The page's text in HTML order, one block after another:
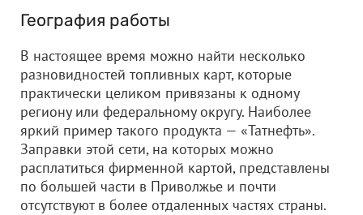
География работы
В настоящее время можно найти несколько
разновидностей топливных карт, которые
практически целиком привязаны к одному
региону или федеральному округу. Наиболее
яркий пример такого продукта — «Татнефть».
Заправки этой сети, на которых можно
расплатиться фирменной картой, представлены
по большей части в Приволжье и почти
отсутствуют в более отдаленных частях страны.